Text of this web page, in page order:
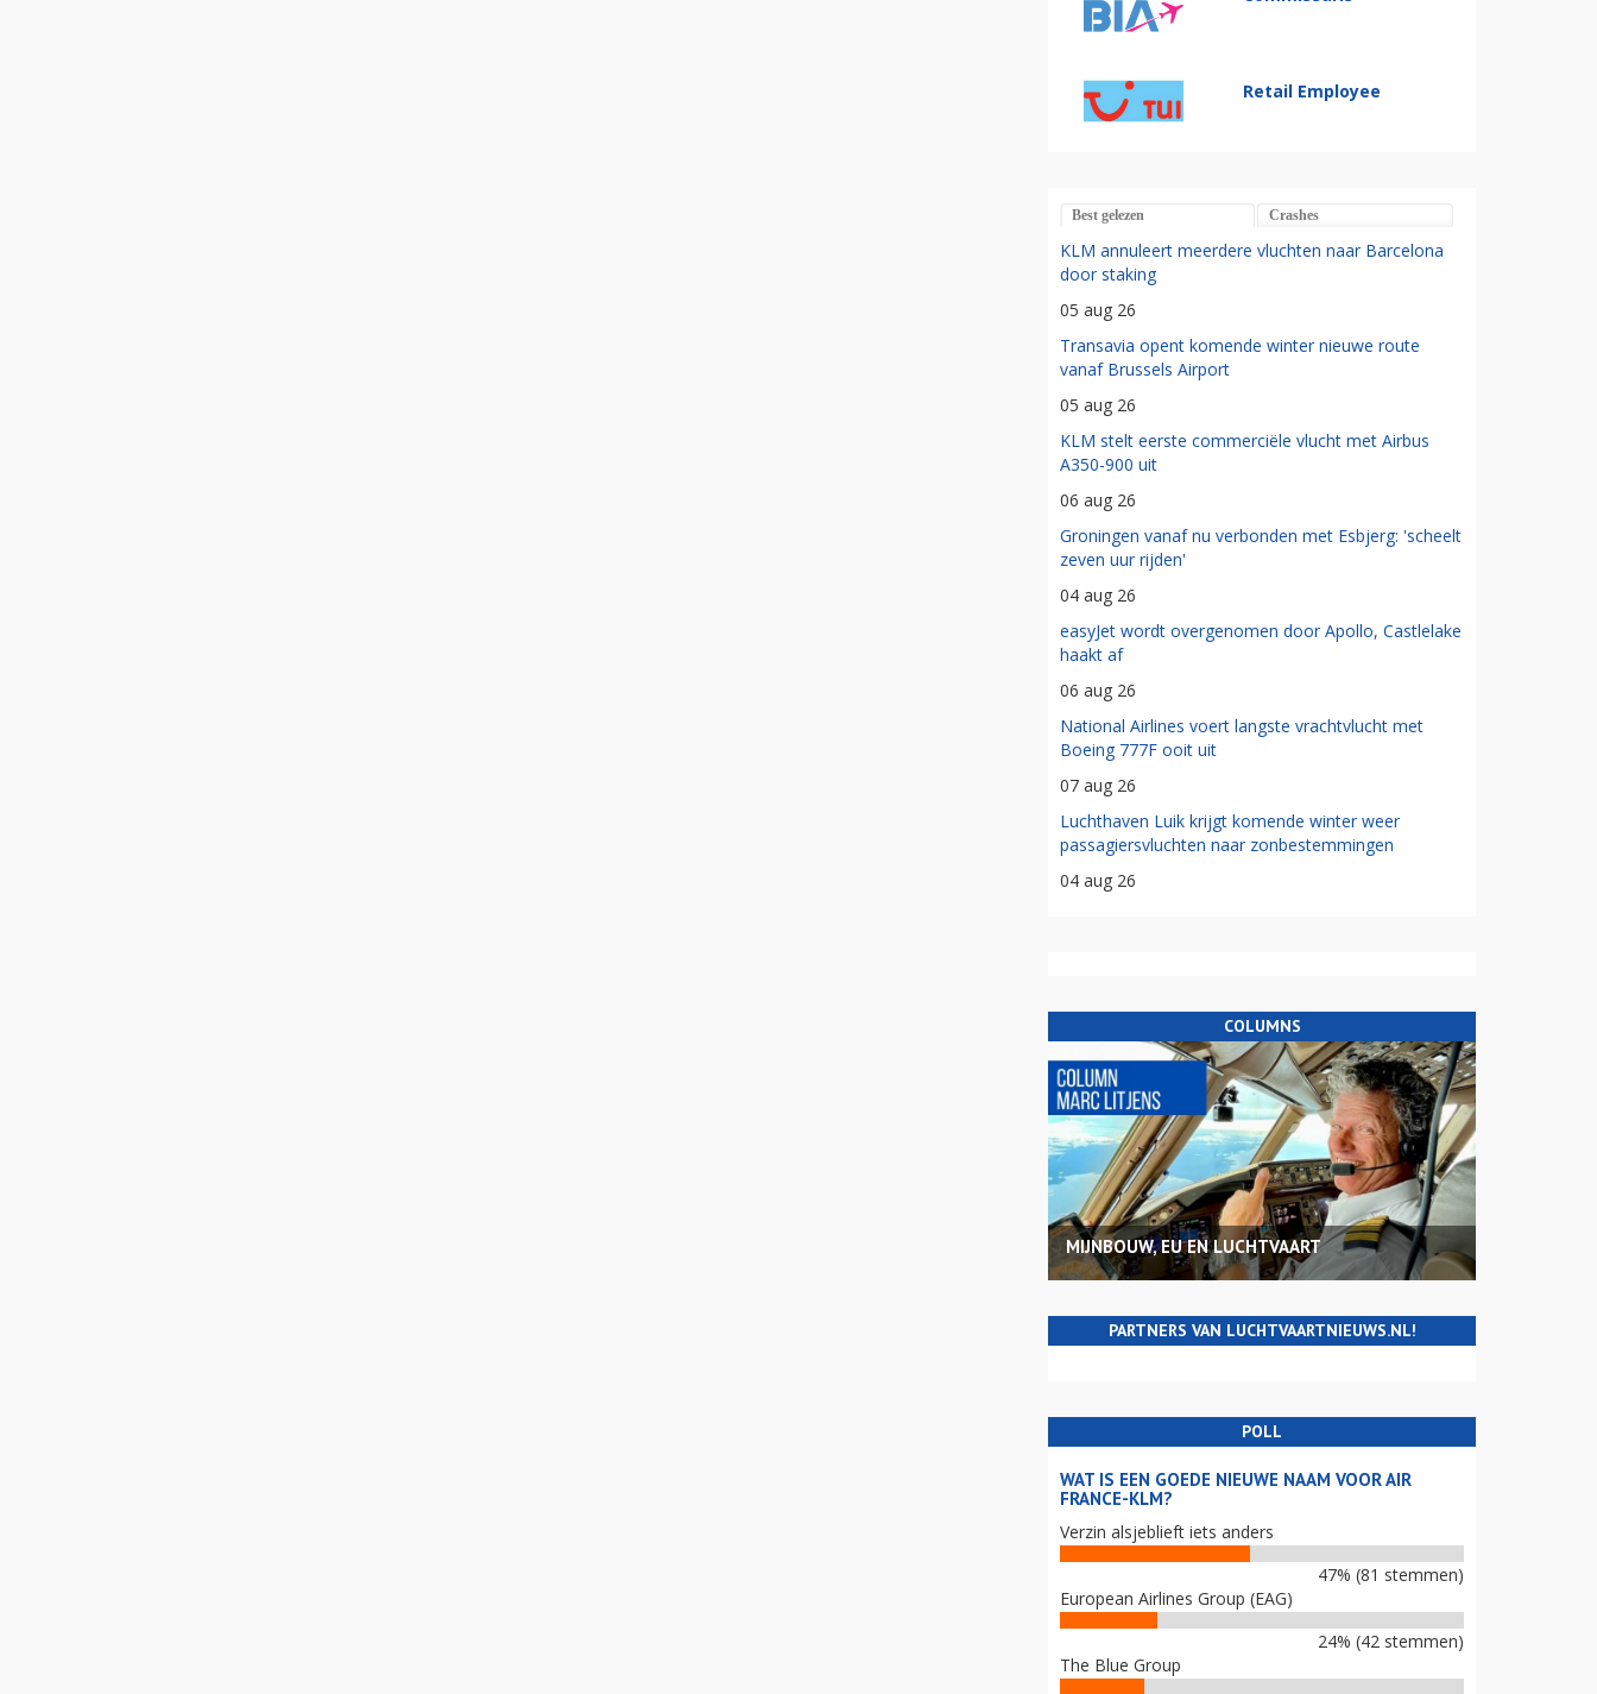
Retail Employee
Best gelezen Crashes
KLM annuleert meerdere vluchten naar Barcelona
door staking
05 aug 26
Transavia opent komende winter nieuwe route
vanaf Brussels Airport
05 aug 26
KLM stelt eerste commerciële vlucht met Airbus
A350-900 uit
06 aug 26
Groningen vanaf nu verbonden met Esbjerg: 'scheelt
zeven uur rijden'
04 aug 26
easyJet wordt overgenomen door Apollo, Castlelake
haakt af
06 aug 26
National Airlines voert langste vrachtvlucht met
Boeing 777F ooit uit
07 aug 26
Luchthaven Luik krijgt komende winter weer
passagiersvluchten naar zonbestemmingen
04 aug 26
COLUMNS
MIJNBOUW, EU EN LUCHTVAART
PARTNERS VAN LUCHTVAARTNIEUWS.NL!
POLL
WAT IS EEN GOEDE NIEUWE NAAM VOOR AIR
FRANCE-KLM?
Verzin alsjeblieft iets anders
47% (81 stemmen)
European Airlines Group (EAG)
24% (42 stemmen)
The Blue Group